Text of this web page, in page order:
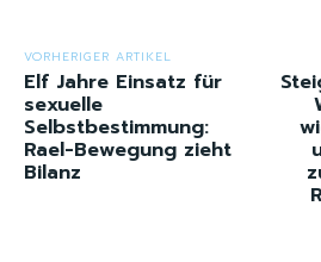
VORHERIGER ARTIKEL
Elf Jahre Einsatz für
sexuelle
Selbstbestimmung:
Rael-Bewegung zieht
Bilanz